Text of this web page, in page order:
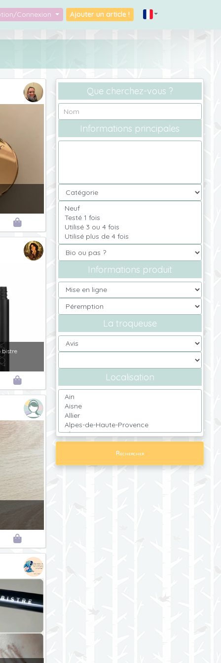
Connexion Ajouter un article !
Que cherchez-vous ?
Informations principales
Informations produit
La troqueuse
Localisation
Rechercher

bistre

